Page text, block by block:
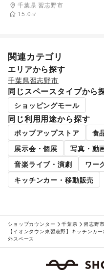
千葉県 習志野市
15.0㎡
関連カテゴリ
エリアから探す
千葉県習志野市
同じスペースタイプから
ショッピングモール
同じ利用用途から探す
ポップアップストア 食
展示会・個展
写真・動
音楽ライブ・演劇
ワー
キッチンカー・移動販売
ショップカウンター 千葉県
習志野市
【イオンタウン東習志野】キッチンカ
外スペース